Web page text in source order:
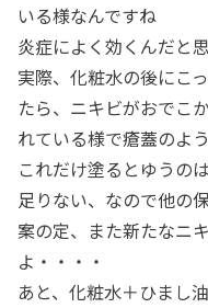
いる様なんですね
炎症によく効くんだと
実際、化粧水の後にこ
たら、ニキビがおでこ
れている様で瘡蓋のよ
これだけ塗るとゆうの
足りない、なので他の
案の定、また新たなニ
よ・・・・
あと、化粧水＋ひまし